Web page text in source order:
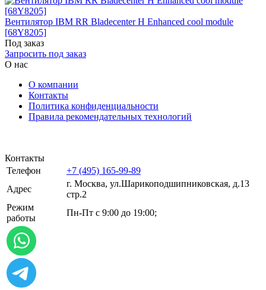
Вентилятор IBM RR Bladecenter H Enhanced cool module
[68Y8205]
Под заказ
Запросить под заказ
О нас
О компании
Контакты
Политика конфиденциальности
Правила рекомендательных технологий
Контакты
Телефон
+7 (495) 165-99-89
Адрес
г. Москва, ул.​​Шарикоподшипниковская, д.13
стр.2
Режим
работы
Пн-Пт с 9:00 до 19:00;